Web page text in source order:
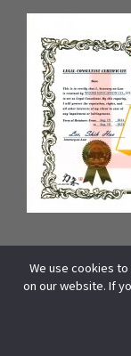
統一編號
COPYRIGHT ©
RESERVED | 本站
THIS SITE IS
We use cookies
on our website. If
線